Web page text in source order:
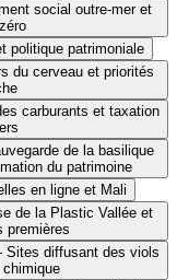
social outre-mer et
politique patrimoniale
du cerveau et priorités
carburants et taxation
de la basilique
du patrimoine
en ligne et Mali
de la Plastic Vallée et
premières
diffusant des viols